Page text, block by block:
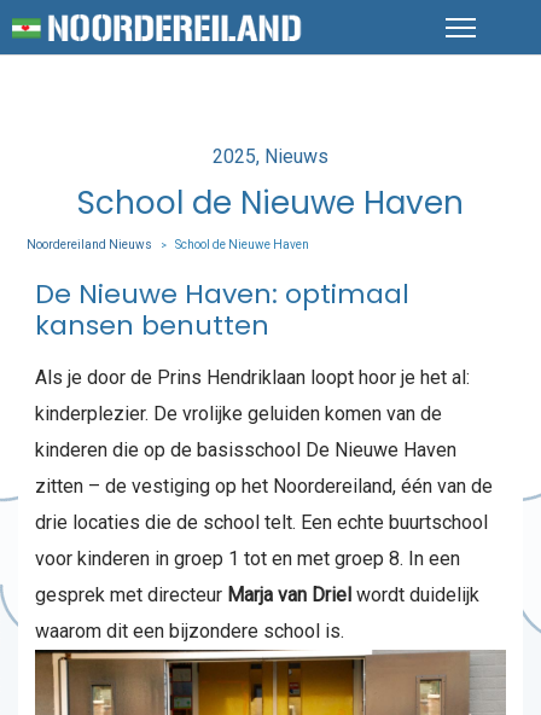
Posted
2025 Nieuws
School de Nieuwe Haven
Noordereiland Nieuws > School de Nieuwe Haven
De Nieuwe Haven: optimaal
kansen benutten
Als je door de Prins Hendriklaan loopt hoor je het al:
kinderplezier. De vrolijke geluiden komen van de
kinderen die op de basisschool De Nieuwe Haven
zitten – de vestiging op het Noordereiland, één van de
drie locaties die de school telt. Een echte buurtschool
voor kinderen in groep 1 tot en met groep 8. In een
gesprek met directeur Marja van Driel wordt duidelijk
waarom dit een bijzondere school is.